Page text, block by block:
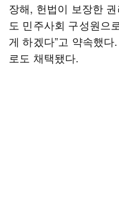
장해, 헌법이 보장한
도 민주사회 구성원으
게 하겠다”고 약속했
로도 채택됐다.